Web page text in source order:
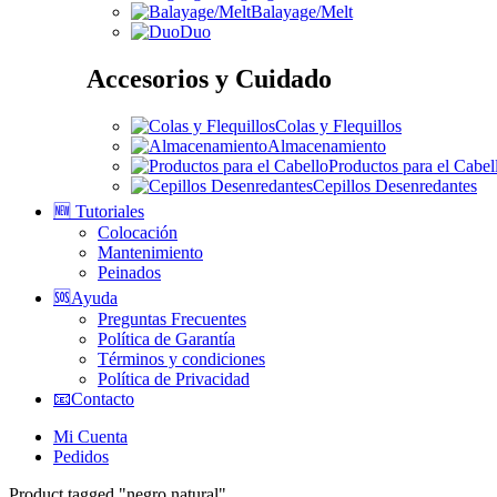
Balayage/Melt
Duo
Accesorios y Cuidado
Colas y Flequillos
Almacenamiento
Productos para el
Cepillos Desenredantes
🆕 Tutoriales
Colocación
Mantenimiento
Peinados
🆘Ayuda
Preguntas Frecuentes
Política de Garantía
Términos y condiciones
Política de Privacidad
📧Contacto
Mi Cuenta
Pedidos